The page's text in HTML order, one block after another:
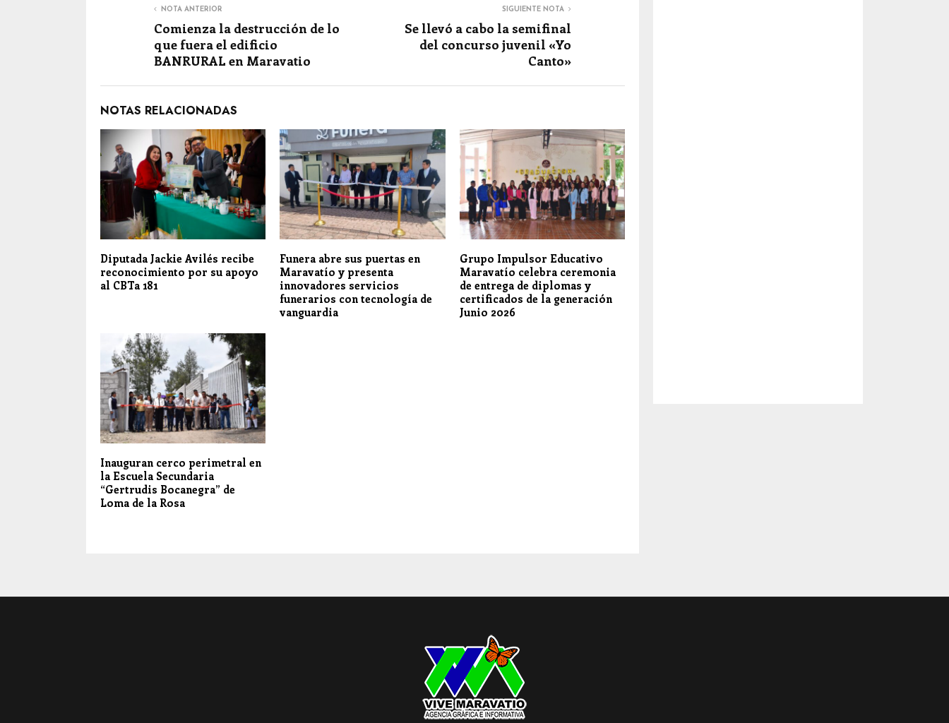
NOTA ANTERIOR
Comienza la destrucción de lo
que fuera el edificio
BANRURAL en Maravatio
SIGUIENTE NOTA
Se llevó a cabo la semifinal
del concurso juvenil «Yo
Canto»
NOTAS RELACIONADAS
Diputada Jackie Avilés recibe
reconocimiento por su apoyo
al CBTa 181
Funera abre sus puertas en
Maravatío y presenta
innovadores servicios
funerarios con tecnología de
vanguardia
Grupo Impulsor Educativo
Maravatío celebra ceremonia
de entrega de diplomas y
certificados de la generación
Junio 2026
Inauguran cerco perimetral en
la Escuela Secundaria
“Gertrudis Bocanegra” de
Loma de la Rosa